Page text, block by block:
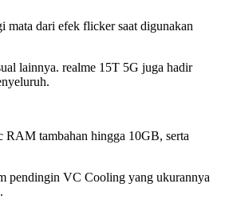
dari efek flicker saat digunakan
lainnya. realme 15T 5G juga hadir
RAM tambahan hingga 10GB, serta
pendingin VC Cooling yang ukurannya